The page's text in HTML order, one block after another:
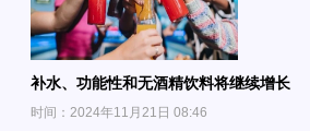
补水、功能性和无酒精饮料将继续增长
时间：2024年11月21日 08:46